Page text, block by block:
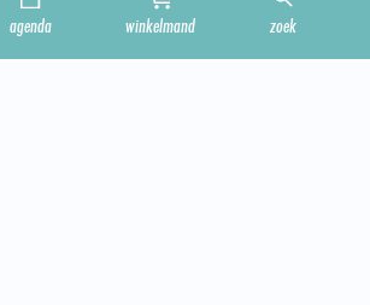
agenda winkelmand zoek
Cultuurclub